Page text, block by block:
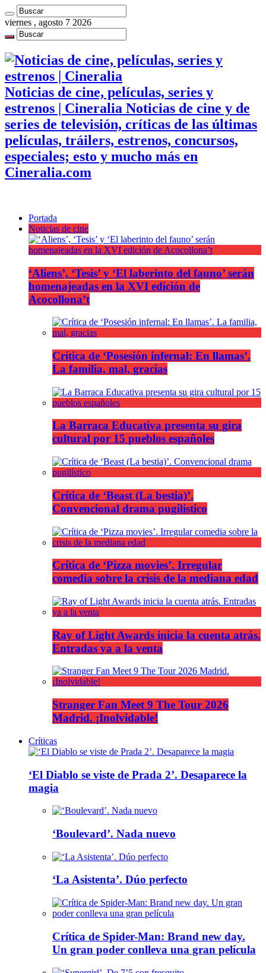
viernes , agosto 7 2026
Noticias de cine, películas, series y
estrenos | Cineralia Noticias de cine y de
series de televisión, críticas de las últimas
películas, tráilers, estrenos, concursos,
especiales; esto y mucho más en
Cineralia.com
Portada
Noticias de cine
‘Aliens’, ‘Tesis’ y ‘El laberinto del fauno’ serán
homenajeadas en la XVI edición de
Acocollona’t
Crítica de ‘Posesión infernal: En llamas’.
La familia, mal, gracias
La Barraca Educativa presenta su gira
cultural por 15 pueblos españoles
Crítica de ‘Beast (La bestia)’.
Convencional drama pugilístico
Crítica de ‘Pizza movies’. Irregular
comedia sobre la crisis de la mediana edad
Ray of Light Awards inicia la cuenta atrás.
Entradas ya a la venta
Stranger Fan Meet 9 The Tour 2026
Madrid. ¡Inolvidable!
Críticas
‘El Diablo se viste de Prada 2’. Desaparece la
magia
‘Boulevard’. Nada nuevo
‘La Asistenta’. Dúo perfecto
Crítica de Spider-Man: Brand new day.
Un gran poder conlleva una gran película